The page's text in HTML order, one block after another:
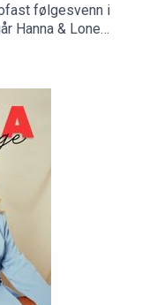
følgesvenn i
Hanna & Lone
spørsmålene folk
dem slik som de
får blant annet
ensomhet, kropp
man kan
med andre, og hva
valgt helt feil